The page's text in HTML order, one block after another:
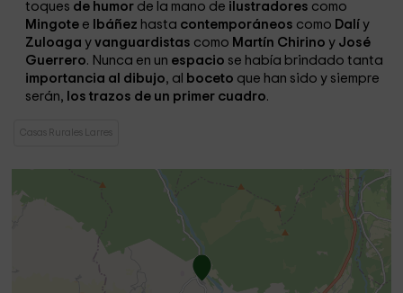
toques de humor de la mano de ilustradores como
Mingote e Ibáñez hasta contemporáneos como Dalí y
Zuloagayvanguardistas como Martín Chirino y José
Guerrero. Nunca en un espacio se había brindado tanta
importancia al dibujo, al boceto que han sido y siempre
serán, los trazos de un primer cuadro.
Casas Rurales Larres